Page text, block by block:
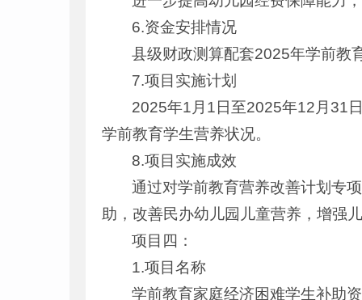
6.资金安排情况
县级财政测算配套2025年学前教
7.项目实施计划
2025年1月1日至2025年12月31
学前教育学生营养状况。
8.项目实施成效
通过对学前教育营养改善计划专
助，改善民办幼儿园儿童营养，增强
项目四：
1.项目名称
学前教育家庭经济困难学生补助